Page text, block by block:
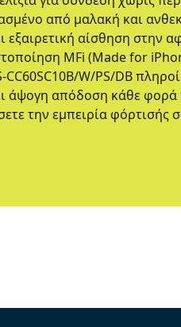
από μαλακή και
εξαιρετική αίσθηση στην
MFi (Made for
CC60SC10B/W/PS/DB
άψογη απόδοση κάθε φορά
την εμπειρία φόρτισής